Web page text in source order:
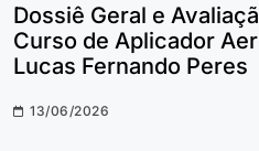
Dossiê Geral e
Curso de Aplicador
Lucas Fernando Peres
13/06/2026